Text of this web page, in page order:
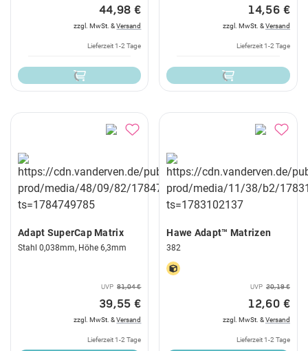
44,98 €
zzgl. MwSt. &Versand
Lieferzeit 1-2 Tage
14,56 €
zzgl. MwSt. &Versand
Lieferzeit 1-2 Tage
Adapt SuperCap Matrix
Stahl 0,038mm, Höhe 6,3mm
UVP 81,04 €
39,55 €
zzgl. MwSt. &Versand
Lieferzeit 1-2 Tage
Hawe Adapt™ Matrizen
382
UVP 20,19 €
12,60 €
zzgl. MwSt. &Versand
Lieferzeit 1-2 Tage